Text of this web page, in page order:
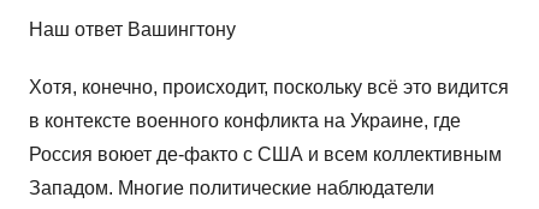
Наш ответ Вашингтону
Хотя, конечно, происходит, поскольку всё это видится
в контексте военного конфликта на Украине, где
Россия воюет де-факто с США и всем коллективным
Западом. Многие политические наблюдатели